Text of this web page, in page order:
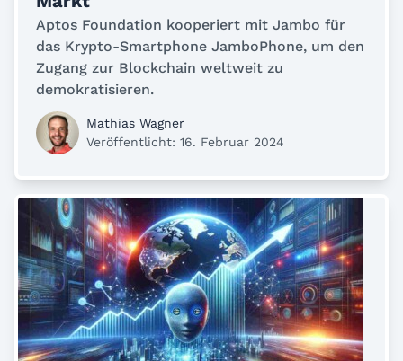
Aptos Foundation kooperiert mit Jambo für
das Krypto-Smartphone JamboPhone, um den
Zugang zur Blockchain weltweit zu
demokratisieren.
Mathias Wagner
Veröffentlicht: 16. Februar 2024